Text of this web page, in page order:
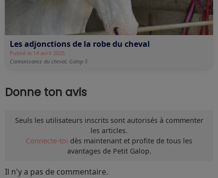
Les adjonctions de la robe du cheval
Publié le 14 avril 2025
Connaissance du cheval, Galop 5
Donne ton avis
Seuls les utilisateurs inscrits sont autorisés à commenter
les articles.
Connecte-toi dès maintenant et profite de tous les
avantages de Petit Galop.
Il n'y a pas de commentaire.